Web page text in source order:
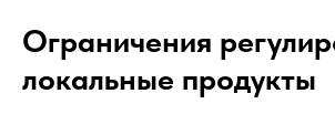
Ограничения
локальные продукты